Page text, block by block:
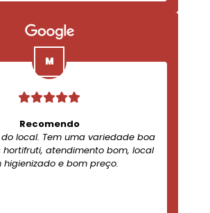
Recomendo
local. Tem uma variedade boa
atendimento bom, local
higienizado e bom preço.